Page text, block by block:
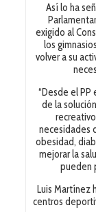
Así lo ha
exigido al
los
volver a su
“Desde el
de la
necesidades
obesidad,
mejorar la
pueden
Luis Martínez
centros